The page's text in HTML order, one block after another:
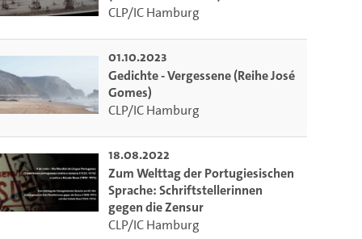
Lecture2Go-Videoplayer einzubetten.
CLP/IC Hamburg
01.10.2023
Gedichte - Vergessene (Reihe José
Gomes)
CLP/IC Hamburg
18.08.2022
Zum Welttag der Portugiesischen
Sprache: Schriftstellerinnen
gegen die Zensur
CLP/IC Hamburg